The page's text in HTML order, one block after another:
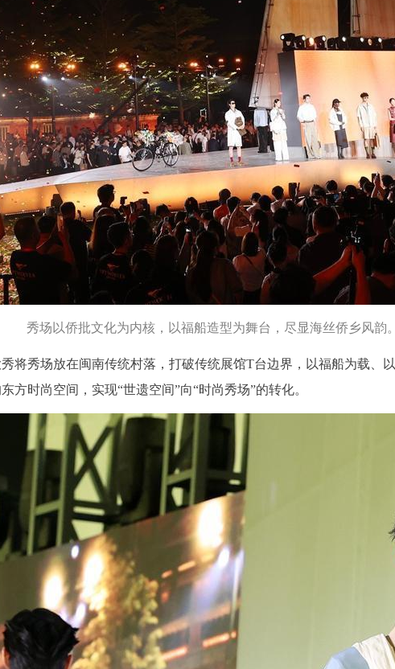
秀场以侨批文化为内核，以福船造型为舞台，尽显海丝侨乡风韵。
将秀场放在闽南传统村落，打破传统展馆T台边界，以福船为载、
时尚空间，实现“世遗空间”向“时尚秀场”的转化。